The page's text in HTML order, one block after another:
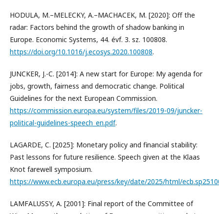
HODULA, M.–MELECKY, A.–MACHACEK, M. [2020]: Off the
radar: Factors behind the growth of shadow banking in
Europe. Economic Systems, 44. évf. 3. sz. 100808.
https://doi.org/10.1016/j.ecosys.2020.100808.
JUNCKER, J.-C. [2014]: A new start for Europe: My agenda for
jobs, growth, fairness and democratic change. Political
Guidelines for the next European Commission.
https://commission.europa.eu/system/files/2019-09/juncker-
political-guidelines-speech_en.pdf.
LAGARDE, C. [2025]: Monetary policy and financial stability:
Past lessons for future resilience. Speech given at the Klaas
Knot farewell symposium.
https://www.ecb.europa.eu/press/key/date/2025/html/
LAMFALUSSY, A. [2001]: Final report of the Committee of